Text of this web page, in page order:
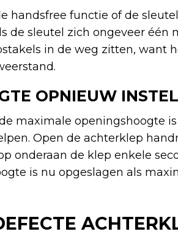
handsfree functie of de
de sleutel zich ongeveer één
in de weg zitten, want
OPNIEUW
maximale openingshoogte
Open de achterklep
onderaan de klep enkele
is nu opgeslagen als